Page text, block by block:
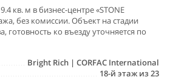
кв. м в бизнес-центре «STONE
без комиссии. Объект на стадии
готовность ко въезду уточняется по
Bright Rich | CORFAC International
18-й этаж из 23